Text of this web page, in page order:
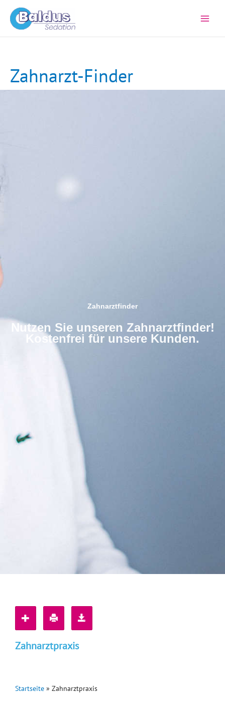
Inhalt
springen
Zahnarzt-Finder
Zahnarztfinder
Nutzen Sie unseren Zahnarztfinder!
Kostenfrei für unsere Kunden.
Zahnarztpraxis
Startseite » Zahnarztpraxis